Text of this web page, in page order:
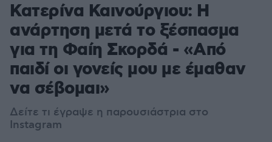
Κατερίνα Καινούργιου: Η
ανάρτηση μετά το ξέσπασμα
για τη Φαίη Σκορδά - «Από
παιδί οι γονείς μου με έμαθαν
να σέβομαι»
Δείτε τι έγραψε η παρουσιάστρια στο
Instagram